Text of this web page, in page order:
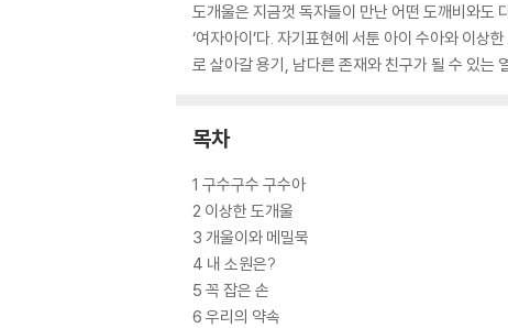
도개울은 지금껏 독자들이 만난 어떤 도깨비와도
‘여자아이’다. 자기표현에 서툰 아이 수아와 이상
로 살아갈 용기, 남다른 존재와 친구가 될 수 있는
목차
1 구수구수 구수아
2 이상한 도개울
3 개울이와 메밀묵
4 내 소원은?
5 꼭 잡은 손
6 우리의 약속